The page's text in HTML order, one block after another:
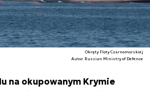
Okręty Floty Czarnomorskiej
Autor. Russian Ministry of Defence
na okupowanym Krymie